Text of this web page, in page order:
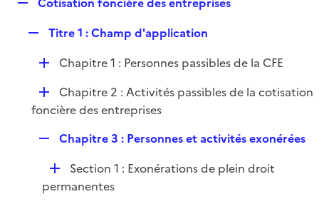
e
p
p
r
p
l
i
e
r
Titre 1 : Champ d'application
D
l
r
Chapitre 1 : Personnes passibles de la CFE
D
é
i
e
r
Chapitre 2 : Activités passibles de la cotisation
foncière des entreprises
p
l
Chapitre 3 : Personnes et activités exonérées
D
é
Section 1 : Exonérations de plein droit
permanentes